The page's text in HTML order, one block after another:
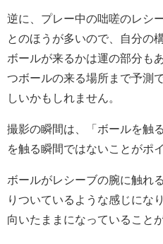
逆に、プレー中の咄嗟のレシ
とのほうが多いので、自分の
ボールが来るかは運の部分も
つボールの来る場所まで予測
しいかもしれません。
撮影の瞬間は、「ボールを触
を触る瞬間ではないことがポ
ボールがレシーブの腕に触れ
りついているような感じにな
向いたままになっていること